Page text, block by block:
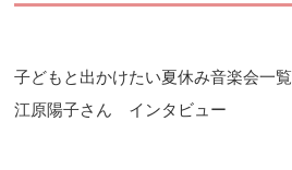
子どもと出かけたい夏休み音楽会一覧
江原陽子さん インタビュー